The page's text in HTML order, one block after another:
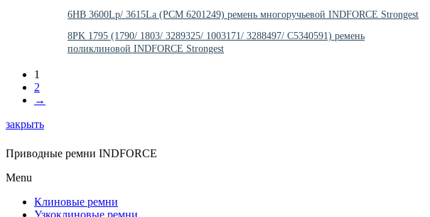
6HB 3600Lp/ 3615La (PCM 6201249) ремень многоручьевой INDFORCE Strongest
8PK 1795 (1790/ 1803/ 3289325/ 1003171/ 3288497/ С5340591) ремень
поликлиновой INDFORCE Strongest
1
2
→
закрыть
Приводные ремни INDFORCE
Menu
Клиновые ремни
Узкоклиновые ремни